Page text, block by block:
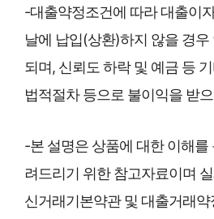
-대출약정조건에 따라 대출이
날에 납입(상환)하지 않을 경
되며, 신뢰도 하락 및 예금 등
법적절차 등으로 불이익을 받
-본 설명은 상품에 대한 이해를
려드리기 위한 참고자료이며
신거래기본약관 및 대출거래